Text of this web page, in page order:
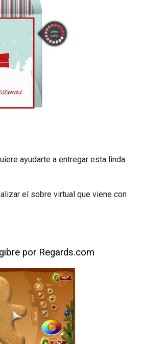
ayudarte a entregar esta linda
el sobre virtual que viene con
por Regards.com